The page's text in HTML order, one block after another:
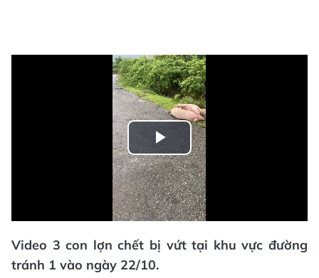
Play
Video
Video 3 con lợn chết bị vứt tại khu vực đường
tránh 1 vào ngày 22/10.